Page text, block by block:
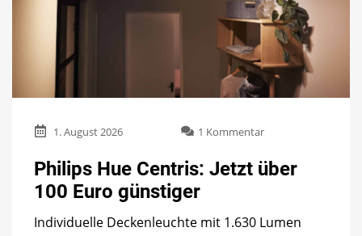
1. August 2026 1 Kommentarzu
Hue
Centris:
100
Philips Hue Centris: Jetzt über
100 Euro günstiger
Individuelle Deckenleuchte mit 1.630 Lumen